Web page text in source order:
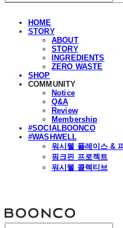
HOME
STORY
ABOUT
STORY
INGREDIENTS
ZERO WASTE
SHOP
COMMUNITY
Notice
Q&A
Review
Membership
#SOCIALBOONCO
#WASHWELL
워시웰 플레이스 &
핑크핀 프로젝트
워시웰 콜렉티브